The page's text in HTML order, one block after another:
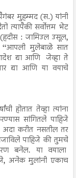
मुहम्मद (स.) यांनी
त्यापैकी सर्वोत्तम भेट
: जामिउल उसूल,
मुलेबाळे सात
द्या आणि जेव्हा ते
द्या आणि या वयाचे
होतात तेव्हा त्यांना
सांगितले पाहिजे
करीत नसतील तर
पाहिजे की तुमचे
बनेल. या वयाला
अनेक मुलांनी एकाच